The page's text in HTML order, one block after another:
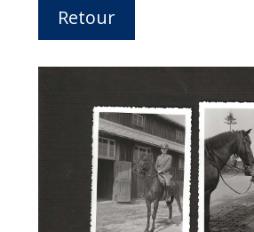
Retour